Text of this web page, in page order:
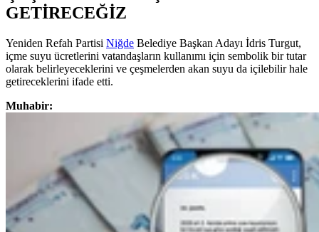
GETİRECEĞİZ
Yeniden Refah Partisi Niğde Belediye Başkan Adayı İdris Turgut,
içme suyu ücretlerini vatandaşların kullanımı için sembolik bir tutar
olarak belirleyeceklerini ve çeşmelerden akan suyu da içilebilir hale
getireceklerini ifade etti.
Muhabir: